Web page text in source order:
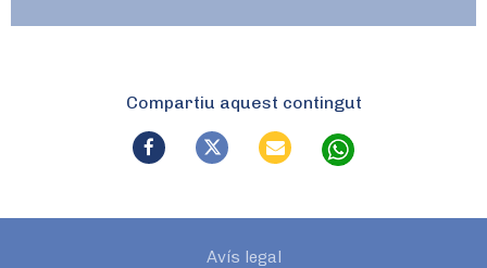
Compartiu aquest contingut
Avís legal